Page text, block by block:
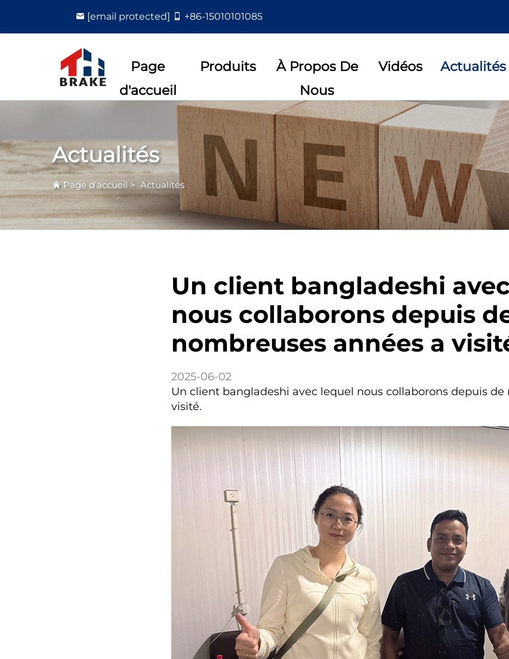
[email protected] +86-15010101085
Page
d'accueil
Produits
À Propos De
Nous
Vidéos Actualités
Actualités
Page d'accueil> Actualités
Un client bangladeshi
nous collaborons depuis
nombreuses années a
2025-06-02
Un client bangladeshi avec lequel nous collaborons depuis de
visité.